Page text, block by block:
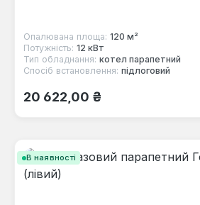
Опалювана площа: 120 м²
Потужність: 12 кВт
Тип обладнання: котел парапетний
Спосіб встановлення: підлоговий
Звичайна ціна:
20 622,00 ₴
В наявності